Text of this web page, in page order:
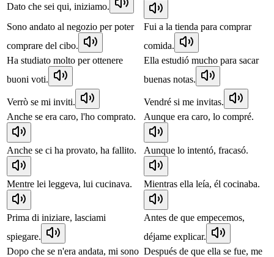
Dato che sei qui, iniziamo.
Sono andato al negozio per poter
comprare del cibo.
Fui a la tienda para comprar
comida.
Ha studiato molto per ottenere
buoni voti.
Ella estudió mucho para sacar
buenas notas.
Verrò se mi inviti.
Vendré si me invitas.
Anche se era caro, l'ho comprato.
Aunque era caro, lo compré.
Anche se ci ha provato, ha fallito. Aunque lo intentó, fracasó.
Mentre lei leggeva, lui cucinava. Mientras ella leía, él cocinaba.
Prima di iniziare, lasciami
spiegare.
Antes de que empecemos,
déjame explicar.
Dopo che se n'era andata, mi sono Después de que ella se fue, me